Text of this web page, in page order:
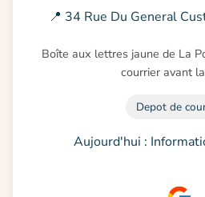
📍 34 Rue Du General
Boîte aux lettres jaune de La
courrier avant
Depot de
Aujourd'hui :